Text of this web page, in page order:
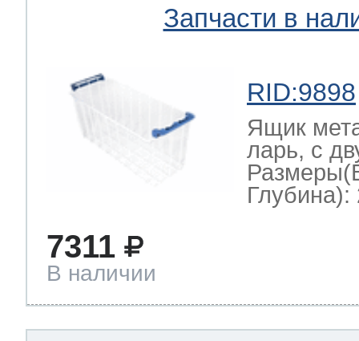
Запчасти в
RID:9898
Ящик
ларь, с
Глубина):
7311
В наличии